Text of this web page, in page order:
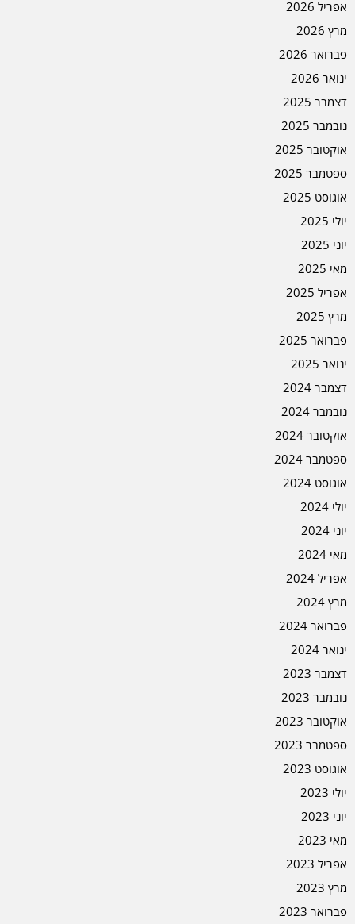
אפריל 2026
מרץ 2026
פברואר 2026
ינואר 2026
דצמבר 2025
נובמבר 2025
אוקטובר 2025
ספטמבר 2025
אוגוסט 2025
יולי 2025
יוני 2025
מאי 2025
אפריל 2025
מרץ 2025
פברואר 2025
ינואר 2025
דצמבר 2024
נובמבר 2024
אוקטובר 2024
ספטמבר 2024
אוגוסט 2024
יולי 2024
יוני 2024
מאי 2024
אפריל 2024
מרץ 2024
פברואר 2024
ינואר 2024
דצמבר 2023
נובמבר 2023
אוקטובר 2023
ספטמבר 2023
אוגוסט 2023
יולי 2023
יוני 2023
מאי 2023
אפריל 2023
מרץ 2023
פברואר 2023